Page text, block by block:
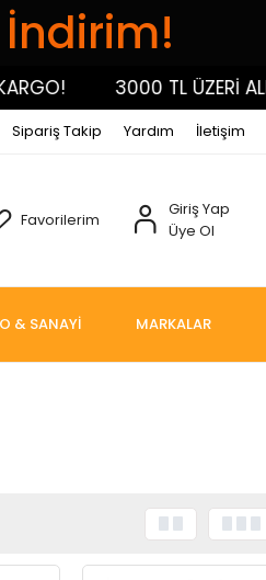
İndirim!
3000 TL ÜZERİ
Sipariş Takip Yardım İletişim
Favorilerim
Giriş Yap
Üye Ol
& SANAYİ MARKALAR